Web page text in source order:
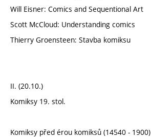
Will Eisner: Comics and Sequentional Art
Scott McCloud: Understanding comics
Thierry Groensteen: Stavba komiksu
II. (20.10.)
Komiksy 19. stol.
Komiksy před érou komiksů (14540 - 1900)